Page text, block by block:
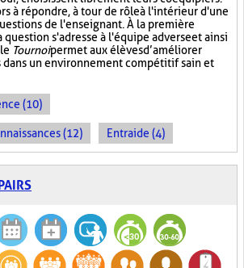
à répondre, à tour de rôle à l'intérieur d'une
de l'enseignant. À la première
question s'adresse à l'équipe adverse et ainsi
Tournoipermet aux élèves d’améliorer
dans un environnement compétitif sain et
(10)
(12) Entraide (4)